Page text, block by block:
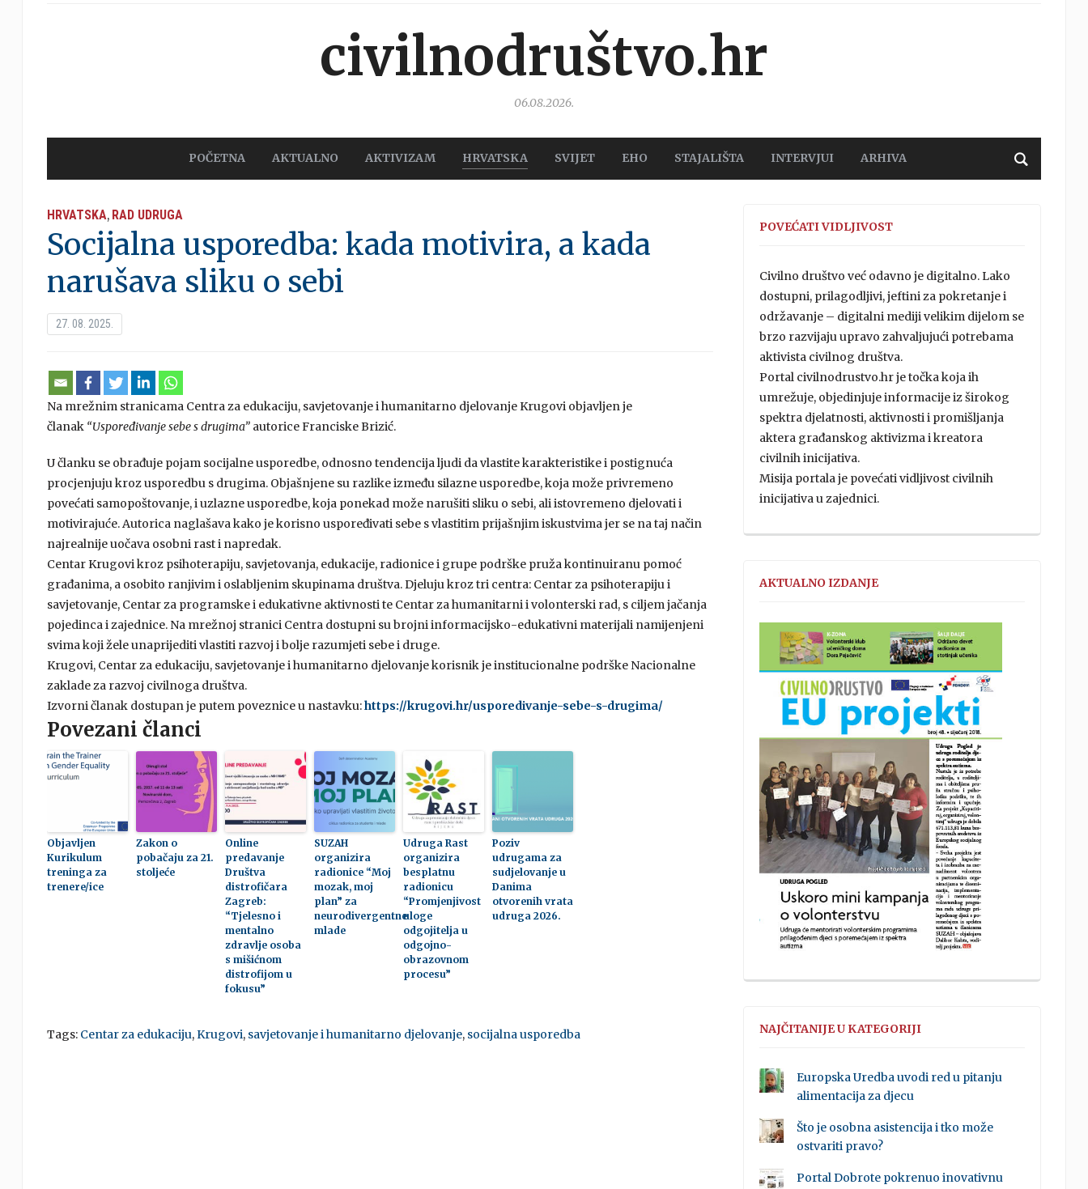
civilnodruštvo.hr
06.08.2026.
POČETNA AKTUALNO AKTIVIZAM HRVATSKA SVIJET EHO STAJALIŠTA INTERVJUI ARHIVA
HRVATSKA, RAD UDRUGA
Socijalna usporedba: kada motivira, a kada
narušava sliku o sebi
27. 08. 2025.
Na mrežnim stranicama Centra za edukaciju, savjetovanje i humanitarno djelovanje Krugovi objavljen je
članak “Uspoređivanje sebe s drugima”autorice Franciske Brizić.
U članku se obrađuje pojam socijalne usporedbe, odnosno tendencija ljudi da vlastite karakteristike i postignuća
procjenjuju kroz usporedbu s drugima. Objašnjene su razlike između silazne usporedbe, koja može privremeno
povećati samopoštovanje, i uzlazne usporedbe, koja ponekad može narušiti sliku o sebi, ali istovremeno djelovati i
motivirajuće. Autorica naglašava kako je korisno uspoređivati sebe s vlastitim prijašnjim iskustvima jer se na taj način
najrealnije uočava osobni rast i napredak.
Centar Krugovi kroz psihoterapiju, savjetovanja, edukacije, radionice i grupe podrške pruža kontinuiranu pomoć
građanima, a osobito ranjivim i oslabljenim skupinama društva. Djeluju kroz tri centra: Centar za psihoterapiju i
savjetovanje, Centar za programske i edukativne aktivnosti te Centar za humanitarni i volonterski rad, s ciljem jačanja
pojedinca i zajednice. Na mrežnoj stranici Centra dostupni su brojni informacijsko-edukativni materijali namijenjeni
svima koji žele unaprijediti vlastiti razvoj i bolje razumjeti sebe i druge.
Krugovi, Centar za edukaciju, savjetovanje i humanitarno djelovanje korisnik je institucionalne podrške Nacionalne
zaklade za razvoj civilnoga društva.
Izvorni članak dostupan je putem poveznice u nastavku:https://krugovi.hr/usporedivanje-sebe-s-drugima/
Povezani članci
Objavljen
Kurikulum
treninga za
trenere/ice
Zakon o
pobačaju za 21.
stoljeće
Online
predavanje
Društva
distrofičara
Zagreb:
“Tjelesno i
mentalno
zdravlje osoba
s mišićnom
distrofijom u
fokusu”
SUZAH
organizira
radionice “Moj
mozak, moj
plan” za
neurodivergentne
mlade
Udruga Rast
organizira
besplatnu
radionicu
“Promjenjivost
uloge
odgojitelja u
odgojno-
obrazovnom
procesu”
Poziv
udrugama za
sudjelovanje u
Danima
otvorenih vrata
udruga 2026.
Tags: Centar za edukaciju,Krugovi, savjetovanje i humanitarno djelovanje, socijalna usporedba
POVEĆATI VIDLJIVOST
Civilno društvo već odavno je digitalno. Lako
dostupni, prilagodljivi, jeftini za pokretanje i
održavanje – digitalni mediji velikim dijelom se
brzo razvijaju upravo zahvaljujući potrebama
aktivista civilnog društva.
Portal civilnodrustvo.hr je točka koja ih
umrežuje, objedinjuje informacije iz širokog
spektra djelatnosti, aktivnosti i promišljanja
aktera građanskog aktivizma i kreatora
civilnih inicijativa.
Misija portala je povećati vidljivost civilnih
inicijativa u zajednici.
AKTUALNO IZDANJE
NAJČITANIJE U KATEGORIJI
Europska Uredba uvodi red u pitanju
alimentacija za djecu
Što je osobna asistencija i tko može
ostvariti pravo?
Portal Dobrote pokrenuo inovativnu